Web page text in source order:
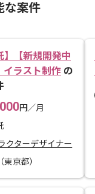
な案件
】【新規開発中
イラスト制作 の
円／月
クターデザイナー
京都）